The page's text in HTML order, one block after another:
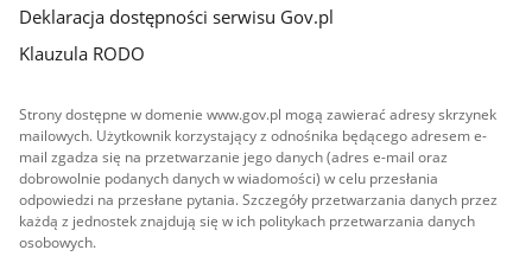
Deklaracja dostępności serwisu Gov.pl
Klauzula RODO
Strony dostępne w domenie www.gov.pl mogą zawierać adresy skrzynek
mailowych. Użytkownik korzystający z odnośnika będącego adresem e-
mail zgadza się na przetwarzanie jego danych (adres e-mail oraz
dobrowolnie podanych danych w wiadomości) w celu przesłania
odpowiedzi na przesłane pytania. Szczegóły przetwarzania danych przez
każdą z jednostek znajdują się w ich politykach przetwarzania danych
osobowych.